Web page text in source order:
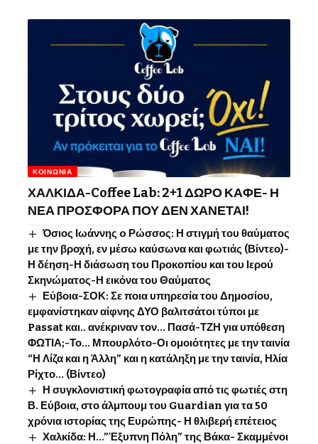
ΚΟΙΝΩΝΊΑ
ΧΑΛΚΙΔΑ-Coffee Lab: 2+1 ΔΩΡΟ ΚΑΦΕ- Η
ΝΕΑ ΠΡΟΣΦΟΡΑ ΠΟΥ ΔΕΝ ΧΑΝΕΤΑΙ!
Όσιος Ιωάννης o Ρώσσος: Η στιγμή του θαύματος
με την βροχή, εν μέσω καύσωνα και φωτιάς (Βίντεο)-
Η δέηση-Η διάσωση του Προκοπίου και του Ιερού
Σκηνώματος-Η εικόνα του Θαύματος
Εύβοια-ΣΟΚ: Σε ποια υπηρεσία του Δημοσίου,
εμφανίστηκαν αίφνης ΔΥΟ βαλιτσάτοι τύποι με
Passat και.. ανέκριναν τον… Πασά-ΤΖΗ για υπόθεση
ΦΩΤΙΑ;-Το… Μπουρλότο-Οι ομοιότητες με την ταινία
“Η Λίζα και η Άλλη” και η κατάληξη με την ταινία, Ηλία
Ρίχτο… (Βίντεο)
Η συγκλονιστική φωτογραφία από τις φωτιές στη
Β. Εύβοια, στο άλμπουμ του Guardian για τα 50
χρόνια ιστορίας της Ευρώπης- Η θλιβερή επέτειος
Χαλκίδα: Η…”Έξυπνη Πόλη” της Βάκα- Σκαμμένοι